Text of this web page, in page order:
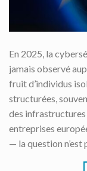
En 2025, la
jamais observé
fruit d’individus
structurées,
des
entreprises
— la question n’est